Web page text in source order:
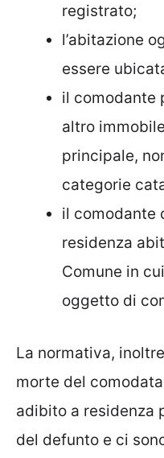
registrato;
l’abitazione
essere
il comodante
altro
principale,
categorie
il comodante
residenza
Comune in
oggetto di
La normativa,
morte del
adibito a residenza
del defunto e ci